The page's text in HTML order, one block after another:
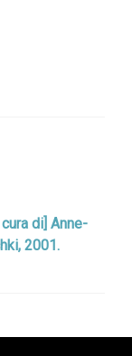
di] Anne-
2001.